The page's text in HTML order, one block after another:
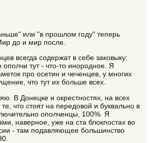
или "в прошлом году" теперь
до и мир после.
всегда содержат в себе заковыку:
ополчи тут - что-то инородное. Я
про осетин и чеченцев, у многих
что тут их больше всех.
В Донецке и окрестностях, на всех
что стоят на передовой и буквально в
ополченцы, 100%. Я
наверное, уже на ста блокпостах во
- там подавляющее большинство